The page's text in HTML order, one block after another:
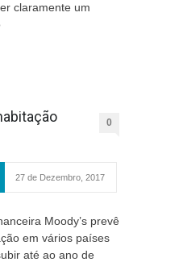
claramente um
0
27 de Dezembro, 2017
Moody’s prevê
em vários países
até ao ano de